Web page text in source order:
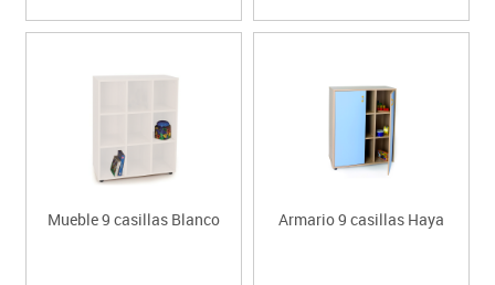
Mueble 9 casillas Blanco Armario 9 casillas Haya